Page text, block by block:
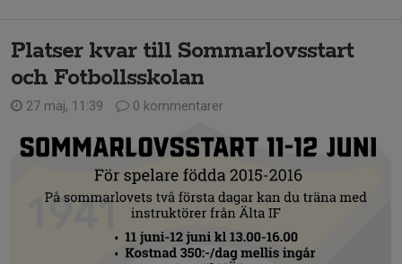
Platser kvar till Sommarlovsstart
och Fotbollsskolan
27 maj, 11:39 0 kommentarer